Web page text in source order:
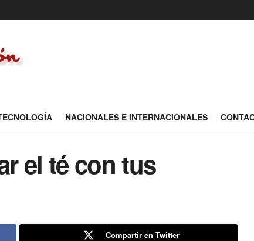
NACIONALES E INTERNACIONALES
el té con tus
Compartir en Twitter